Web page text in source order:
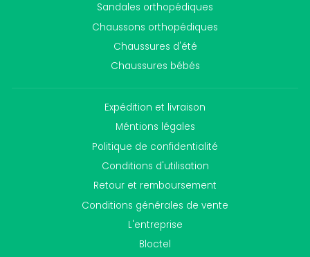
Sandales orthopédiques
Chaussons orthopédiques
Chaussures d'été
Chaussures bébés
Expédition et livraison
Méntions légales
Politique de confidentialité
Conditions d'utilisation
Retour et remboursement
Conditions générales de vente
L'entreprise
Bloctel